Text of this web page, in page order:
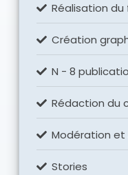
Réalisation du
Création
N - 8
Rédaction du
Modération et
Stories